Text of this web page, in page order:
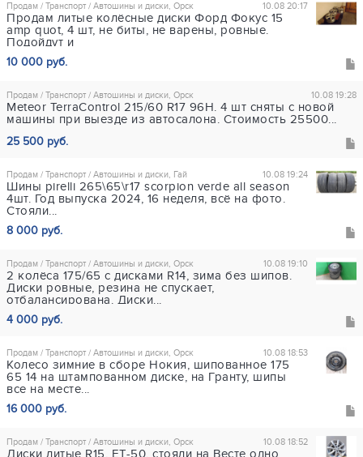
10.08 20:17
Продам / Транспорт / Автошины и диски, Орск
Продам литые колёсные диски Форд Фокус 15
amp quot, 4 шт, не биты, не варены, ровные.
Подойдут и
10 000 руб.
10.08 19:28
Продам / Транспорт / Автошины и диски, Орск
Meteor TerraControl 215/60 R17 96H. 4 шт сняты с новой
машины при выезде из автосалона. Стоимость 25500...
25 500 руб.
10.08 19:24
Продам / Транспорт / Автошины и диски, Гай
Шины pirelli 265\65\r17 scorpion verde all season
4шт. Год выпуска 2024, 16 неделя, всё на фото.
Стояли...
8 000 руб.
10.08 19:10
Продам / Транспорт / Автошины и диски, Орск
2 колёса 175/65 с дисками R14, зима без шипов.
Диски ровные, резина не спускает,
отбалансирована. Диски...
4 000 руб.
10.08 18:53
Продам / Транспорт / Автошины и диски, Орск
Колесо зимние в сборе Нокия, шипованное 175
65 14 на штампованном диске, на Гранту, шипы
все на месте...
16 000 руб.
10.08 18:52
Продам / Транспорт / Автошины и диски, Орск
Диски литые R15. ET-50. стояли на Весте одно